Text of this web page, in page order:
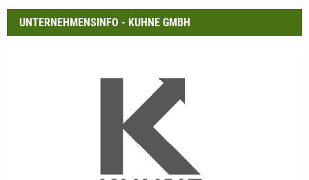
UNTERNEHMENSINFO - KUHNE GMBH